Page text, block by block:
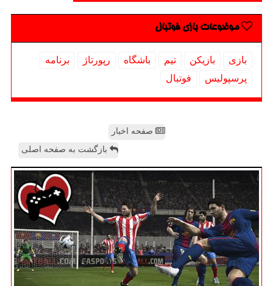
موضوعات بازی فوتبال
بازی بازیكن تیم باشگاه رپورتاژ
برنامه
پرسپولیس
فوتبال
صفحه اخبار
بازگشت به صفحه اصلی